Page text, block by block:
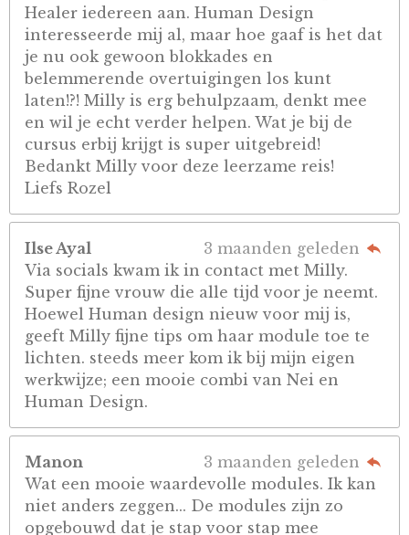
Healer iedereen aan. Human Design
interesseerde mij al, maar hoe gaaf is het dat
je nu ook gewoon blokkades en
belemmerende overtuigingen los kunt
laten!?! Milly is erg behulpzaam, denkt mee
en wil je echt verder helpen. Wat je bij de
cursus erbij krijgt is super uitgebreid!
Bedankt Milly voor deze leerzame reis!
Liefs Rozel
Ilse Ayal
3 maanden geleden
Via socials kwam ik in contact met Milly.
Super fijne vrouw die alle tijd voor je neemt.
Hoewel Human design nieuw voor mij is,
geeft Milly fijne tips om haar module toe te
lichten. steeds meer kom ik bij mijn eigen
werkwijze; een mooie combi van Nei en
Human Design.
Manon
3 maanden geleden
Wat een mooie waardevolle modules. Ik kan
niet anders zeggen... De modules zijn zo
opgebouwd dat je stap voor stap mee